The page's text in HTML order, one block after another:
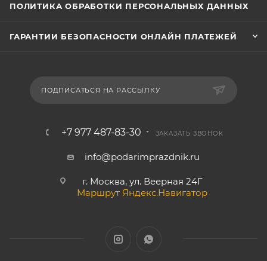
ПОЛИТИКА ОБРАБОТКИ ПЕРСОНАЛЬНЫХ ДАННЫХ
ГАРАНТИИ БЕЗОПАСНОСТИ ОНЛАЙН ПЛАТЕЖЕЙ
ПОДПИСАТЬСЯ НА РАССЫЛКУ
+7 977 487-83-30 ЗАКАЗАТЬ ЗВОНОК
info@podarimprazdnik.ru
г. Москва, ул. Веерная 24Г
Маршрут Яндекс.Навигатор